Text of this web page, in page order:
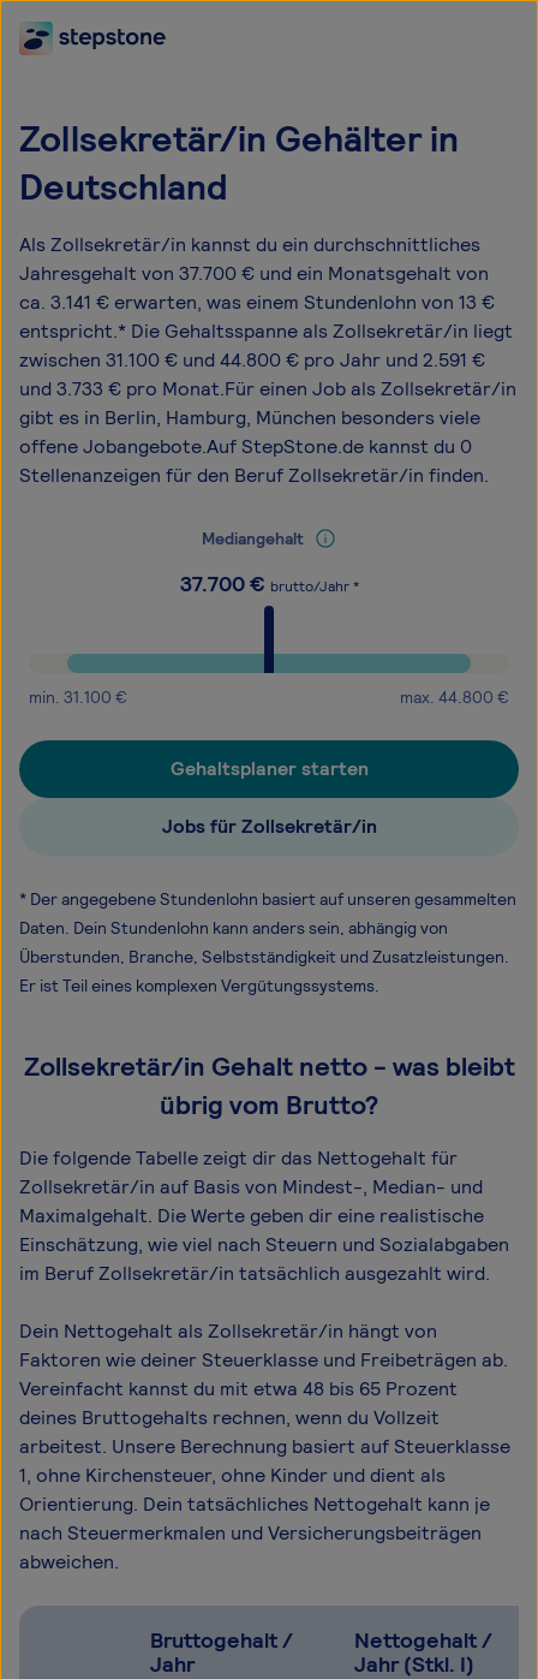
Zollsekretär/in Gehälter in
Deutschland
Als Zollsekretär/in kannst du ein durchschnittliches
Jahresgehalt von 37.700 € und ein Monatsgehalt von
ca. 3.141 € erwarten, was einem Stundenlohn von 13 €
entspricht.* Die Gehaltsspanne als Zollsekretär/in liegt
zwischen 31.100 € und 44.800 € pro Jahr und 2.591 €
und 3.733 € pro Monat.Für einen Job als Zollsekretär/in
gibt es in Berlin, Hamburg, München besonders viele
offene Jobangebote.Auf StepStone.de kannst du 0
Stellenanzeigen für den Beruf Zollsekretär/in finden.
Mediangehalt
37.700€ brutto/Jahr *
min. 31.100 € max. 44.800 €
Gehaltsplaner starten
Jobs für Zollsekretär/in
* Der angegebene Stundenlohn basiert auf unseren gesammelten
Daten. Dein Stundenlohn kann anders sein, abhängig von
Überstunden, Branche, Selbstständigkeit und Zusatzleistungen.
Er ist Teil eines komplexen Vergütungssystems.
Zollsekretär/in Gehalt netto - was bleibt
übrig vom Brutto?
Die folgende Tabelle zeigt dir das Netto­gehalt für
Zollsekretär/in auf Basis von Mindest-, Median- und
Maximal­gehalt. Die Werte geben dir eine realistische
Einschätzung, wie viel nach Steuern und Sozialabgaben
im Beruf Zollsekretär/in tatsächlich ausgezahlt wird.
Dein Nettogehalt als Zollsekretär/in hängt von
Faktoren wie deiner Steuerklasse und Freibeträgen ab.
Vereinfacht kannst du mit etwa 48 bis 65 Prozent
deines Bruttogehalts rechnen, wenn du Vollzeit
arbeitest. Unsere Berechnung basiert auf Steuerklasse
1, ohne Kirchensteuer, ohne Kinder und dient als
Orientierung. Dein tatsächliches Nettogehalt kann je
nach Steuermerkmalen und Versicherungsbeiträgen
abweichen.
Bruttogehalt /
Jahr
Nettogehalt /
Jahr (Stkl. I)